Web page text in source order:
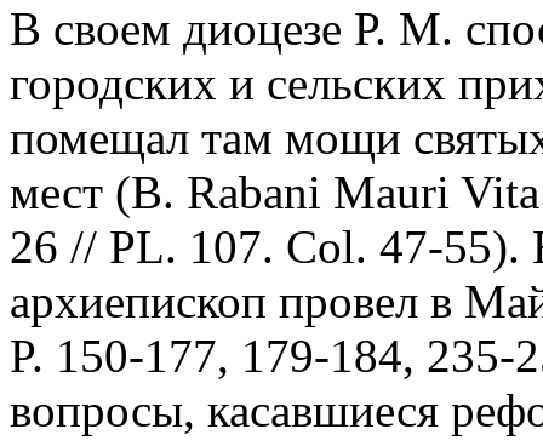
В своем диоцезе Р. М.
городских и сельских
помещал там мощи
мест (B. Rabani Mauri
26 // PL. 107. Col. 47-55).
архиепископ провел в
P. 150-177, 179-184, 235-
вопросы, касавшиеся